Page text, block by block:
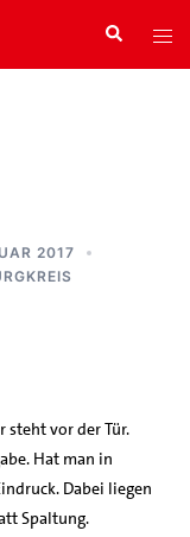
Search
2017
steht vor der Tür.
Hat man in
Dabei liegen
Spaltung.